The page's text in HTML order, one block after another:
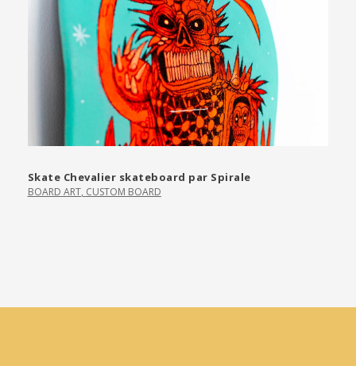
Skate Chevalier skateboard par Spirale
BOARD ART, CUSTOM BOARD